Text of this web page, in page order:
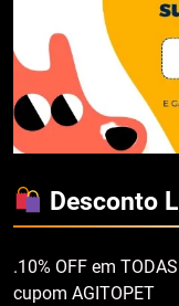
Desconto
.10% OFF em
cupom AGITOPET